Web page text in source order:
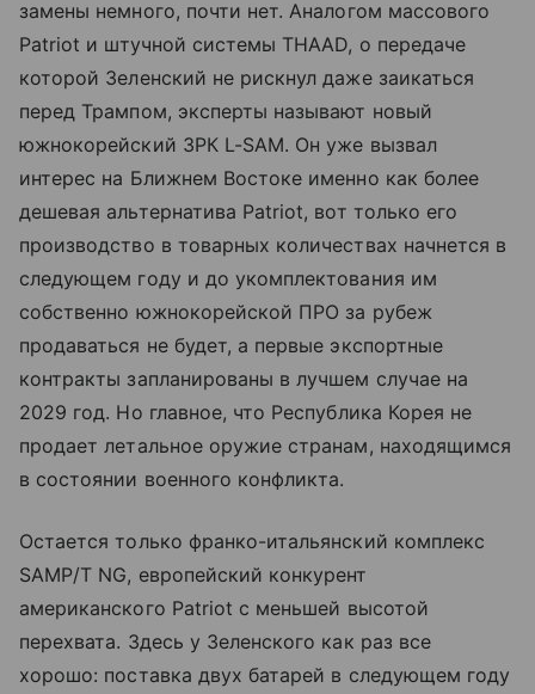
замены немного, почти нет. Аналогом массового
Patriot и штучной системы THAAD, о передаче
которой Зеленский не рискнул даже заикаться
перед Трампом, эксперты называют новый
южнокорейский ЗРК L-SAM. Он уже вызвал
интерес на Ближнем Востоке именно как более
дешевая альтернатива Patriot, вот только его
производство в товарных количествах начнется в
следующем году и до укомплектования им
собственно южнокорейской ПРО за рубеж
продаваться не будет, а первые экспортные
контракты запланированы в лучшем случае на
2029 год. Но главное, что Республика Корея не
продает летальное оружие странам, находящимся
в состоянии военного конфликта.
Остается только франко-итальянский комплекс
SAMP/T NG, европейский конкурент
американского Patriot с меньшей высотой
перехвата. Здесь у Зеленского как раз все
хорошо: поставка двух батарей в следующем году